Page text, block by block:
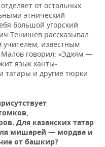
от остальных
этнический
большой угорский
Тенишев рассказывал
учителем, известным
говорил: «Эдхям —
язык ханты-
татары и другие тюрки
Для казанских татар
мишарей — мордва и
от башкир?